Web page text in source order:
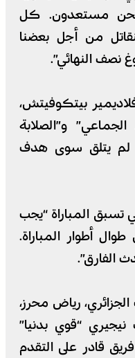
“نحن مستعدون. كل
من أجل بعضنا
نصف النهائي”.
بيتكوفيتش،
و”الصلابة
لم يتلق سوى هدف
تسبق المباراة “يجب
أطوار المباراة.
الفارق”.
رياض محرز،
“قوي بدنيا”
قادر على التقدم